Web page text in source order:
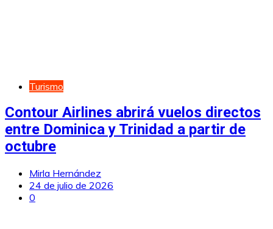
Turismo
Contour Airlines abrirá vuelos directos
entre Dominica y Trinidad a partir de
octubre
Mirla Hernández
24 de julio de 2026
0